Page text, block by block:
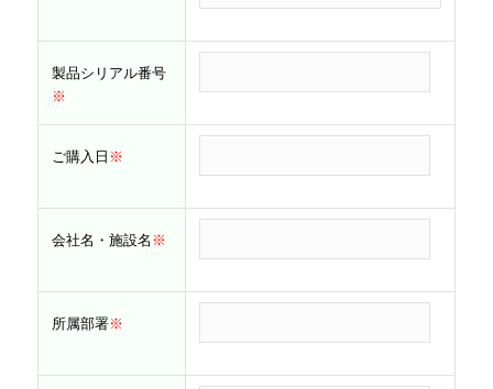
製品シリアル番号
※
ご購入日 ※
会社名・施設名 ※
所属部署※